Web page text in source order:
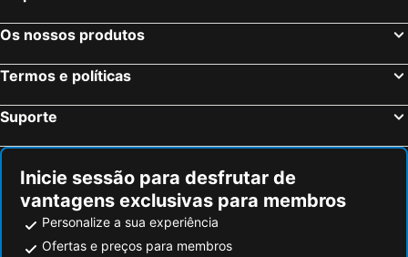
Kawaguchi Lake
Irago Kou Ryokaku Terminal
Uneo
Shirakawa-go historic village
Harajuku Station
Shinagawa
Kabukicho
Mikawa-anjo Station
Prefeitura Metropolitana de Tóquio
Minato
Nagano Station
Ebisu Station
Yudanakashibu Hot Spring village
Os nossos produtos
Termos e políticas
Suporte
Inicie sessão para desfrutar de
vantagens exclusivas para membros
Personalize a sua experiência
Ofertas e preços para membros